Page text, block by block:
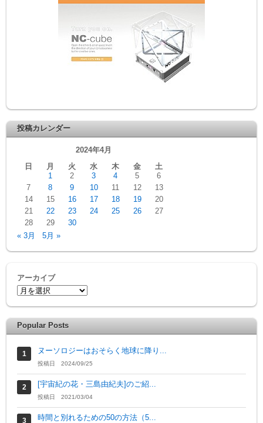
投稿カレンダー
2024年4月
日
月 火 水 木 金
土
1
2 3 4 5
6
7
8 9 10 11 12
13
14
15 16 17 18 19
20
21
22 23 24 25 26
27
28
29
30
« 3月
5月 »
アーカイブ
Popular Posts
ヌーソロジーはおそらく地球に降り...
投稿日 2024/09/25
[宇宙紀の花・三島由紀夫]のご紹...
投稿日 2021/03/04
時間と別れるための50の方法（5...